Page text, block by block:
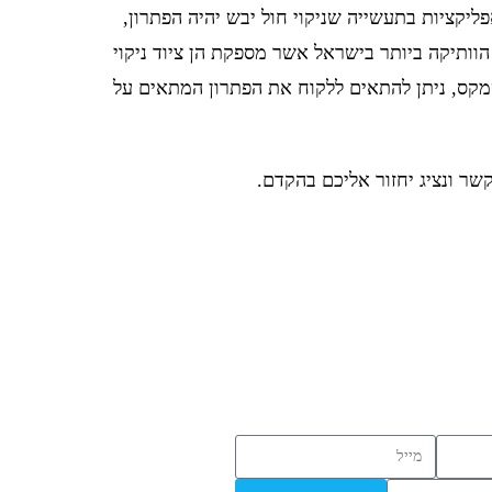
בתעשייה שניקוי חול יבש יהיה הפתרון,
ביותר בישראל אשר מספקת הן ציוד ניקוי
ניתן להתאים ללקוח את הפתרון המתאים על
ונציג יחזור אליכם בהקדם.